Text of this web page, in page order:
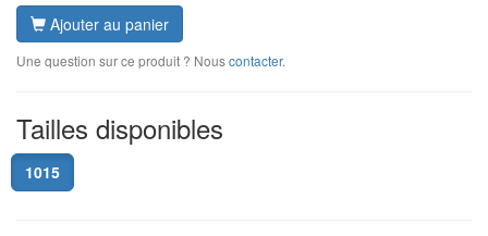
Ajouter au panier
Une question sur ce produit ? Nouscontacter.
Tailles disponibles
1015